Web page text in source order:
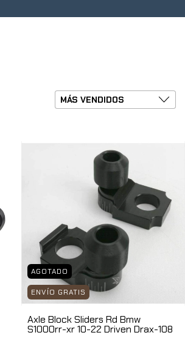
AGOTADO
ENVÍO GRATIS
Axle Block Sliders Rd Bmw
S1000rr-xr 10-22 Driven Drax-108